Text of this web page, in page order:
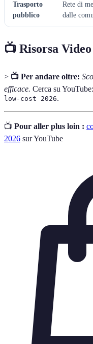
Trasporto
pubblico
Rete di
dalle
📺 Risorsa Video
> 📺 Per andare oltre:
efficace. Cerca su YouTube:
low-cost 2026.
📺 Pour aller plus loin :
2026 sur YouTube